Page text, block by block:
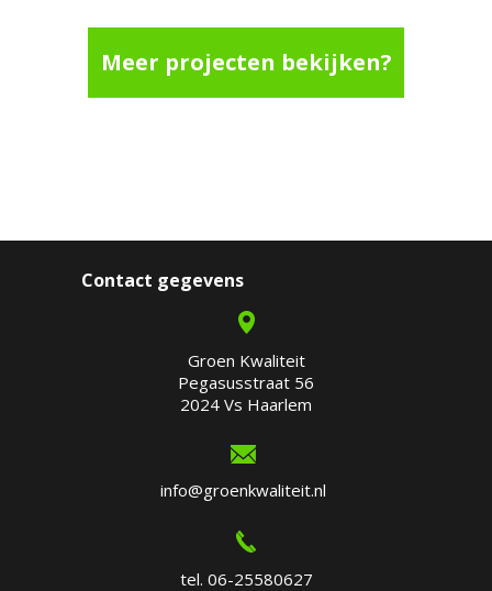
Meer projecten bekijken?
Contact gegevens
Groen Kwaliteit
Pegasusstraat 56
2024 Vs Haarlem
info@groenkwaliteit.nl
tel. 06-25580627